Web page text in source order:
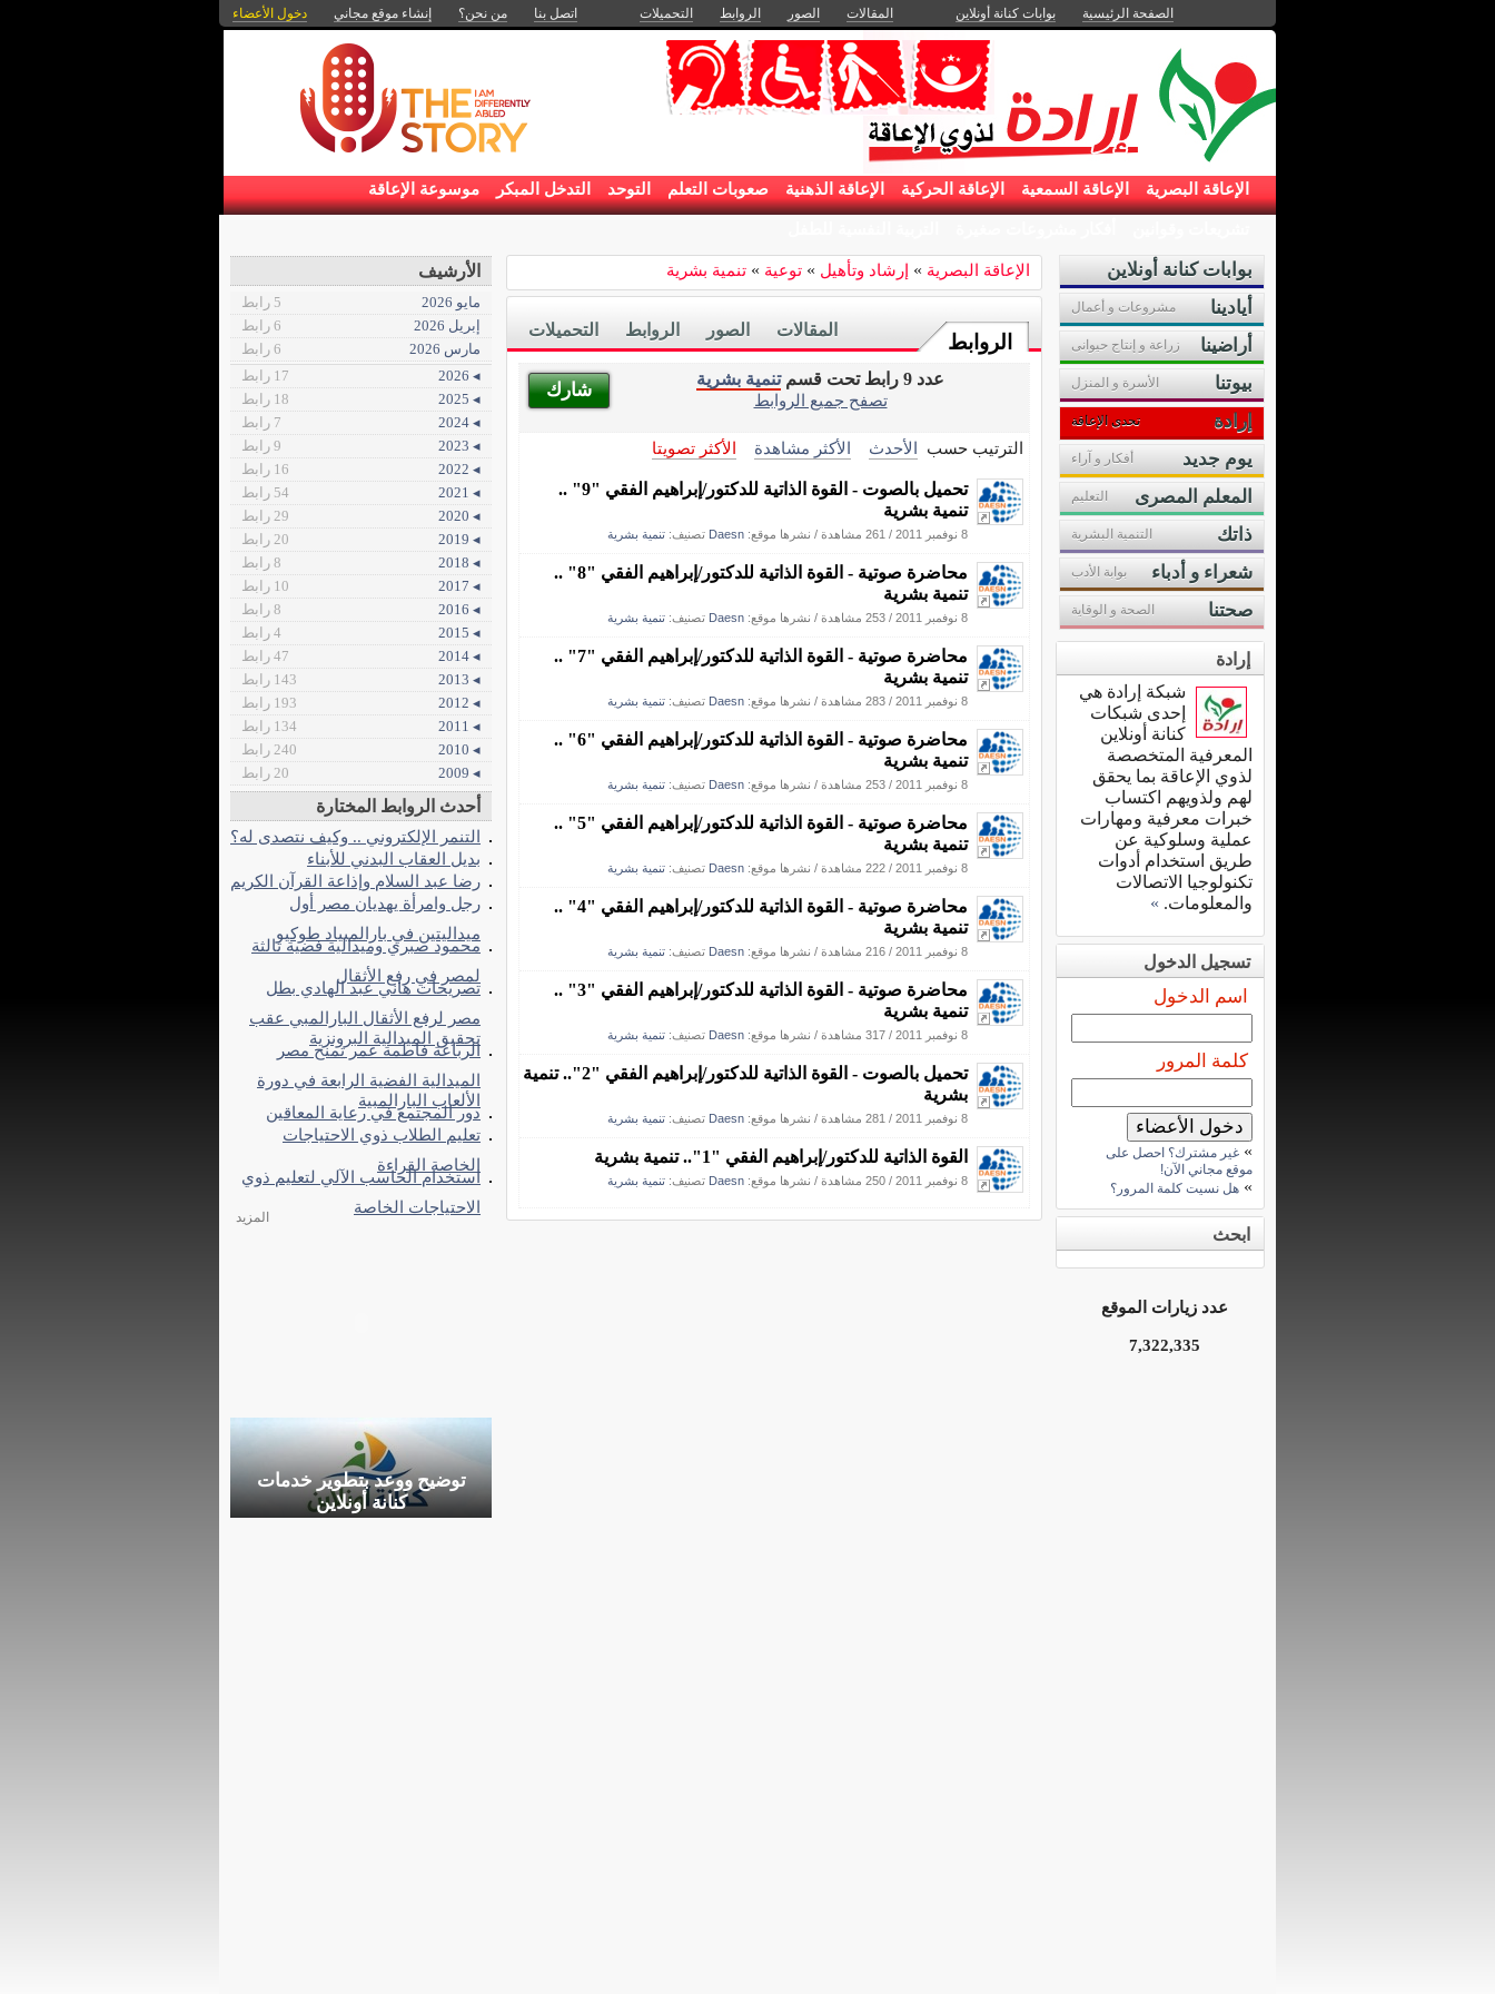
الصفحة الرئيسية بوابات كنانة أونلاين المقالات الصور الروابط التحميلات اتصل بنا من نحن؟ إنشاء موقع مجاني دخول الأعضاء
الإعاقة البصرية الإعاقة السمعية الإعاقة الحركية الإعاقة الذهنية صعوبات التعلم التوحد التدخل المبكر موسوعة الإعاقة
الإعاقة البصرية » إرشاد وتأهيل » توعية » تنمية بشرية
الروابط
التحميلات الروابط الصور المقالات
شارك
عدد 9 رابط تحت قسم
تنمية بشرية
تصفح جميع الروابط
الترتيب حسب الأحدث الأكثر مشاهدة الأكثر تصويتا
تحميل بالصوت - القوة الذاتية للدكتور/إبراهيم الفقي "9" ..
تنمية بشرية
8 نوفمبر 2011 / 261 مشاهدة / نشرها موقع: Daesn تصنيف: تنمية بشرية
محاضرة صوتية - القوة الذاتية للدكتور/إبراهيم الفقي "8" ..
تنمية بشرية
8 نوفمبر 2011 / 253 مشاهدة / نشرها موقع: Daesn تصنيف: تنمية بشرية
محاضرة صوتية - القوة الذاتية للدكتور/إبراهيم الفقي "7" ..
تنمية بشرية
8 نوفمبر 2011 / 283 مشاهدة / نشرها موقع: Daesn تصنيف: تنمية بشرية
محاضرة صوتية - القوة الذاتية للدكتور/إبراهيم الفقي "6" ..
تنمية بشرية
8 نوفمبر 2011 / 253 مشاهدة / نشرها موقع: Daesn تصنيف: تنمية بشرية
محاضرة صوتية - القوة الذاتية للدكتور/إبراهيم الفقي "5" ..
تنمية بشرية
8 نوفمبر 2011 / 222 مشاهدة / نشرها موقع: Daesn تصنيف: تنمية بشرية
محاضرة صوتية - القوة الذاتية للدكتور/إبراهيم الفقي "4" ..
تنمية بشرية
8 نوفمبر 2011 / 216 مشاهدة / نشرها موقع: Daesn تصنيف: تنمية بشرية
محاضرة صوتية - القوة الذاتية للدكتور/إبراهيم الفقي "3" ..
تنمية بشرية
8 نوفمبر 2011 / 317 مشاهدة / نشرها موقع: Daesn تصنيف: تنمية بشرية
تحميل بالصوت - القوة الذاتية للدكتور/إبراهيم الفقي "2".. تنمية
بشرية
8 نوفمبر 2011 / 281 مشاهدة / نشرها موقع: Daesn تصنيف: تنمية بشرية
القوة الذاتية للدكتور/إبراهيم الفقي "1".. تنمية بشرية
8 نوفمبر 2011 / 250 مشاهدة / نشرها موقع: Daesn تصنيف: تنمية بشرية
بوابات كنانة أونلاين
أيادينا
مشروعات و أعمال
أراضينا زراعة و إنتاج حيوانى
بيوتنا الأسرة و المنزل
إرادة تحدى الإعاقة
يوم جديد أفكار و آراء
المعلم المصرى التعليم
ذاتك التنمية البشرية
شعراء و أدباء بوابة الأدب
صحتنا الصحة و الوقاية
إرادة
شبكة إرادة هي
إحدى شبكات
كنانة أونلاين
المعرفية المتخصصة
لذوي الإعاقة بما يحقق
لهم ولذويهم اكتساب
خبرات معرفية ومهارات
عملية وسلوكية عن
طريق استخدام أدوات
تكنولوجيا الاتصالات
والمعلومات. »
تسجيل الدخول
اسم الدخول
كلمة المرور
» غير مشترك؟ احصل على
موقع مجاني الآن!
» هل نسيت كلمة المرور؟
ابحث
عدد زيارات الموقع
7,322,335
الأرشيف
مايو 2026
5 رابط
إبريل 2026
6 رابط
مارس 2026
6 رابط
◂ 2026
17 رابط
◂ 2025
18 رابط
◂ 2024
7 رابط
◂ 2023
9 رابط
◂ 2022
16 رابط
◂ 2021
54 رابط
◂ 2020
29 رابط
◂ 2019
20 رابط
◂ 2018
8 رابط
◂ 2017
10 رابط
◂ 2016
8 رابط
◂ 2015
4 رابط
◂ 2014
47 رابط
◂ 2013
143 رابط
◂ 2012
193 رابط
◂ 2011
134 رابط
◂ 2010
240 رابط
◂ 2009
20 رابط
أحدث الروابط المختارة
التنمر الإلكتروني .. وكيف نتصدى له؟
بديل العقاب البدني للأبناء
رضا عبد السلام وإذاعة القرآن الكريم
رجل وامرأة يهديان مصر أول
ميداليتين في بارالمبياد طوكيو
محمود صبري وميدالية فضية ثالثة
لمصر في رفع الأثقال
تصريحات هاني عبد الهادي بطل
مصر لرفع الأثقال البارالمبي عقب
تحقيق الميدالية البرونزية
الرباعة فاطمة عمر تمنح مصر
الميدالية الفضية الرابعة في دورة
الألعاب البارالمبية
دور المجتمع في رعاية المعاقين
تعليم الطلاب ذوي الاحتياجات
الخاصة القراءة
استخدام الحاسب الآلي لتعليم ذوي
الاحتياجات الخاصة
المزيد
توضيح ووعد بتطوير خدمات
كنانة أونلاين